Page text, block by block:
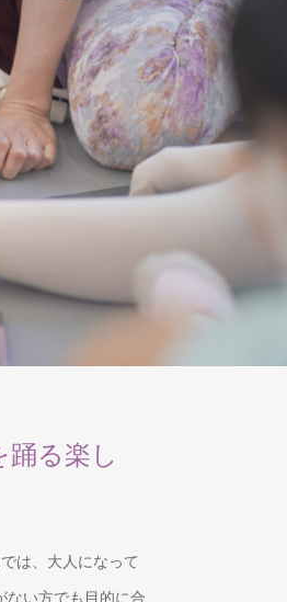
る楽し
は、大人になって
ない方でも目的に合